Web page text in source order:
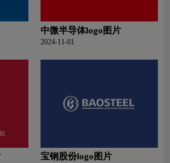
中微半导体logo图片
2024-11-01
宝钢股份logo图片